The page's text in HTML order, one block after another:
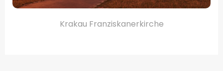
Krakau Franziskanerkirche